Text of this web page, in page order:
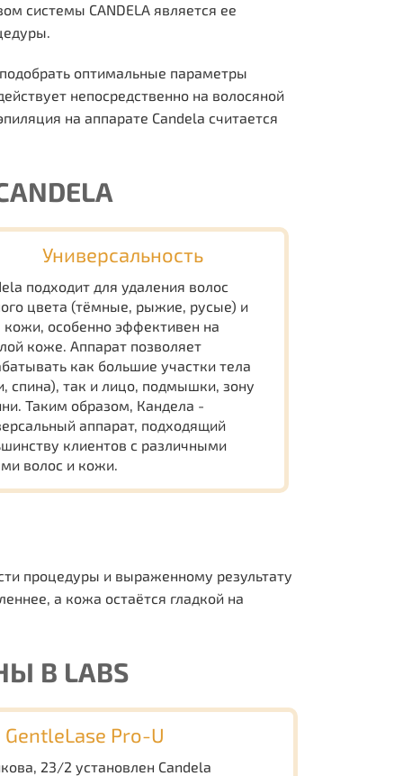
системы CANDELA является ее
оптимальные параметры
непосредственно на волосяной
на аппарате Candela считается
Универсальность
подходит для удаления волос
цвета (тёмные, рыжие, русые) и
кожи, особенно эффективен на
коже. Аппарат позволяет
как большие участки тела
спина), так и лицо, подмышки, зону
Таким образом, Кандела -
аппарат, подходящий
клиентов с различными
волос и кожи.
процедуры и выраженному результату
а кожа остаётся гладкой на
В LABS
Pro-U
23/2 установлен Candela